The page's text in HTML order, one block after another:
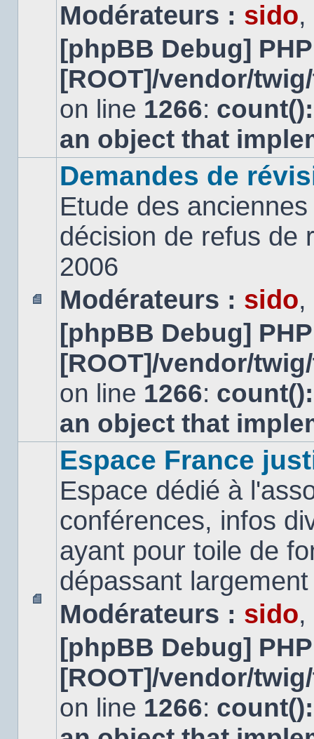
message
non
lu
Modérateurs : sido,
[phpBB Debug]
[ROOT]/vendor/
on line 1266:
an object that
message
lu
Demandes de
Etude des
décision de refus de
2006
Modérateurs : sido,
[phpBB Debug]
[ROOT]/vendor/
on line 1266:
an object that
Aucun
message
non
Espace France
Espace dédié à
conférences, infos
ayant pour toile de
dépassant
Modérateurs : sido,
[phpBB Debug]
[ROOT]/vendor/
on line 1266: